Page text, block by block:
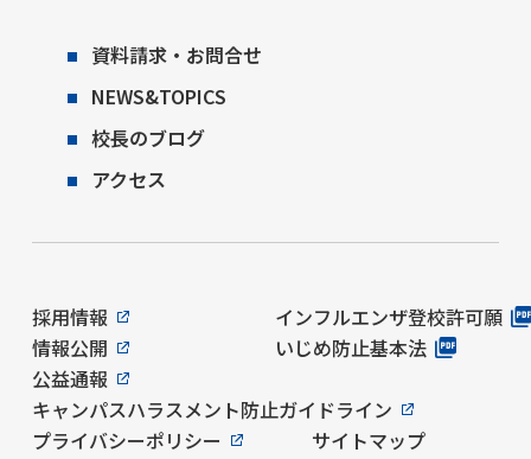
資料請求・お問合せ
NEWS&TOPICS
校長のブログ
アクセス
採用情報
インフルエンザ登校許可願
情報公開
いじめ防止基本法
公益通報
キャンパスハラスメント防止ガイドライン
プライバシーポリシー
サイトマップ